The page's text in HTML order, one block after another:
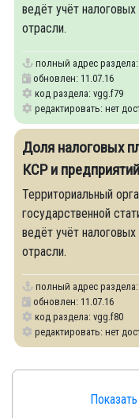
ведёт учёт
отрасли.
полный адрес раздела:
обновлен: 11.07.16
код раздела: vgg.f79
редактировать: нет
Доля налоговых
КСР и
Территориальный
государственной
ведёт учёт
отрасли.
полный адрес раздела:
обновлен: 11.07.16
код раздела: vgg.f80
редактировать: нет